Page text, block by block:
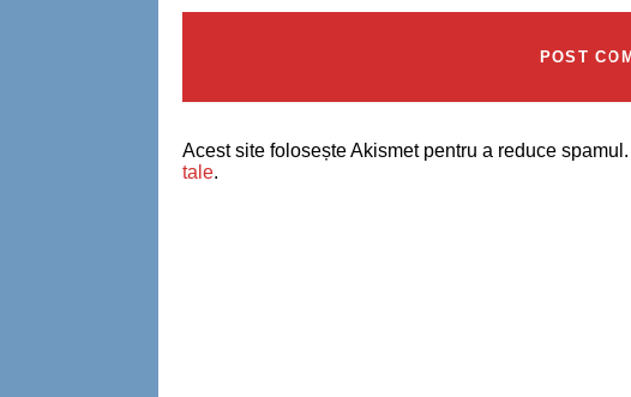
Acest site folosește Akismet pentru a reduce spamul.
tale.